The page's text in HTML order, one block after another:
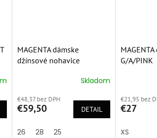
MAGENTA dámske
džínsové nohavice
produktu
je
z
Skladom
€48,37 bez DPH
€59,50 DETAIL
26 28 25
G/A/PINK
produktu
je
z
€21,95 bez
€27
XS